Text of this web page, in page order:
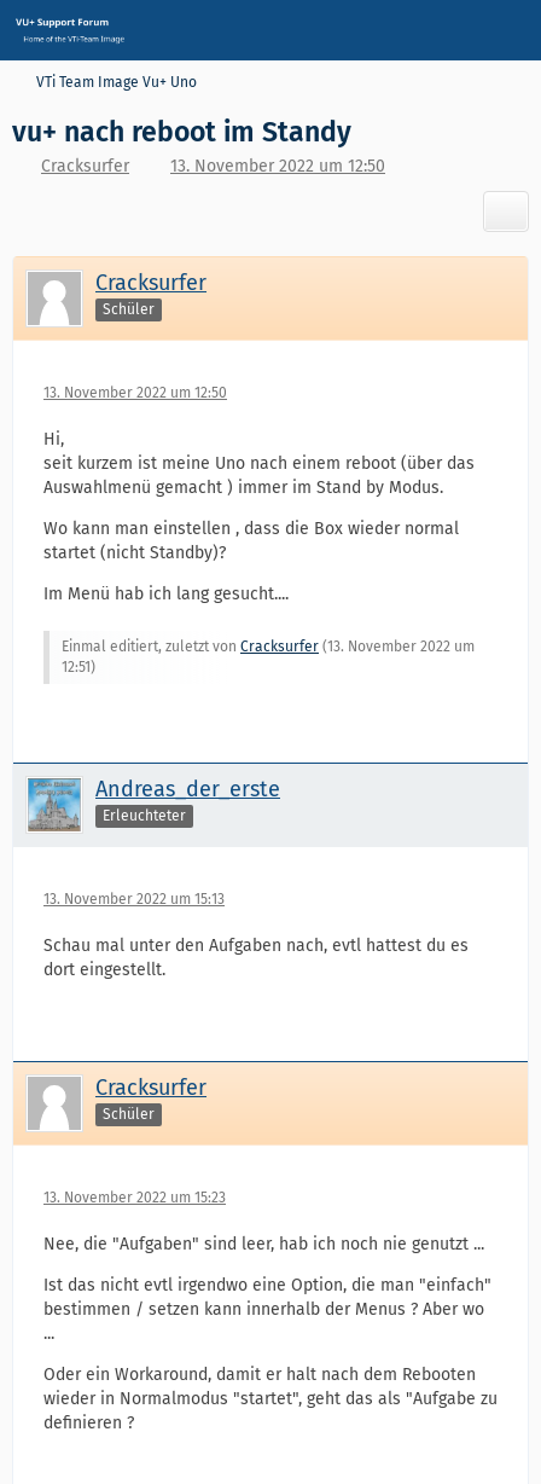
VTi Team Image Vu+ Uno
vu+ nach reboot im Standy
Cracksurfer 13. November 2022 um 12:50
Cracksurfer
Schüler
13. November 2022 um 12:50
Hi,
seit kurzem ist meine Uno nach einem reboot (über das
Auswahlmenü gemacht ) immer im Stand by Modus.
Wo kann man einstellen , dass die Box wieder normal
startet (nicht Standby)?
Im Menü hab ich lang gesucht....
Einmal editiert, zuletzt von Cracksurfer (13. November 2022 um
12:51 )
Andreas_der_erste
Erleuchteter
13. November 2022 um 15:13
Schau mal unter den Aufgaben nach, evtl hattest du es
dort eingestellt.
Cracksurfer
Schüler
13. November 2022 um 15:23
Nee, die "Aufgaben" sind leer, hab ich noch nie genutzt ...
Ist das nicht evtl irgendwo eine Option, die man "einfach"
bestimmen / setzen kann innerhalb der Menus ? Aber wo
...
Oder ein Workaround, damit er halt nach dem Rebooten
wieder in Normalmodus "startet", geht das als "Aufgabe zu
definieren ?